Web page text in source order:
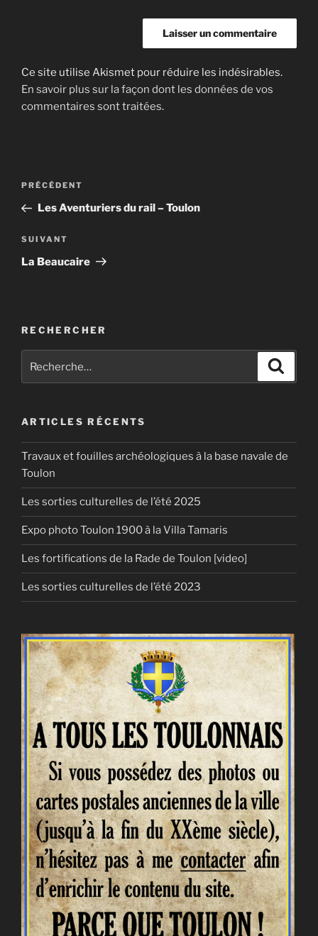
Ce site utilise Akismet pour réduire les indésirables.
En savoir plus sur la façon dont les données de vos
commentaires sont traitées.
Navigation
l’article
Article
précédent
PRÉCÉDENT
Les Aventuriers du rail – Toulon
Article
suivant
SUIVANT
La Beaucaire
RECHERCHER
pour
ARTICLES RÉCENTS
Travaux et fouilles archéologiques à la base navale de
Toulon
Les sorties culturelles de l’été 2025
Expo photo Toulon 1900 à la Villa Tamaris
Les fortifications de la Rade de Toulon [video]
Les sorties culturelles de l’été 2023